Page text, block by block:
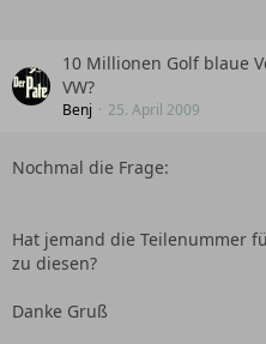
10 Millionen Golf blaue
VW?
Benj 25. April 2009
Nochmal die Frage:
Hat jemand die Teilenummer
zu diesen?
Danke Gruß